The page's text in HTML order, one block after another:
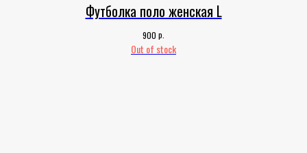
Футболка поло женская L
900 р.
Out of stock